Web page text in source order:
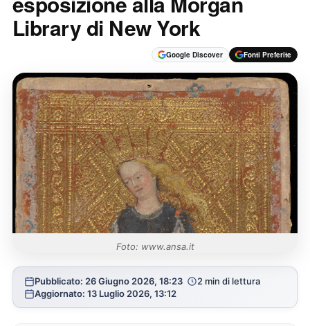
Library di New York
Google Discover Fonti Preferite
Foto: www.ansa.it
Pubblicato: 26 Giugno 2026, 18:23
2 min di lettura
Aggiornato: 13 Luglio 2026, 13:12